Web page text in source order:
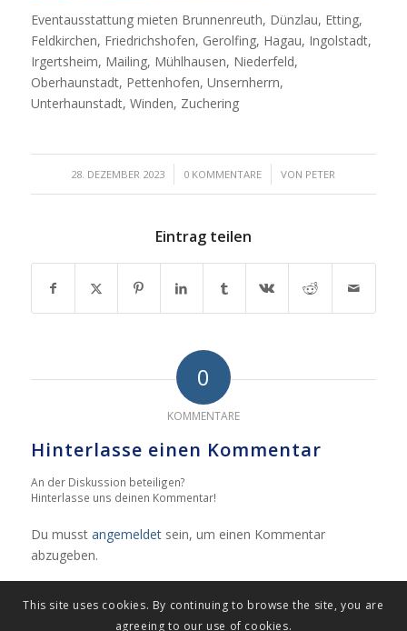
Eventausstattung mieten Brunnenreuth, Dünzlau, Etting,
Feldkirchen, Friedrichshofen, Gerolfing, Hagau, Ingolstadt,
Irgertsheim, Mailing, Mühlhausen, Niederfeld,
Oberhaunstadt, Pettenhofen, Unsernherrn,
Unterhaunstadt, Winden, Zuchering
28. DEZEMBER 2023
/ 0 KOMMENTARE
/ VON PETER
Eintrag teilen
0
KOMMENTARE
Hinterlasse einen Kommentar
An der Diskussion beteiligen?
Hinterlasse uns deinen Kommentar!
Du musst angemeldetsein, um einen Kommentar
abzugeben.
This site uses cookies. By continuing to browse the site, you are
agreeing to our use of cookies.